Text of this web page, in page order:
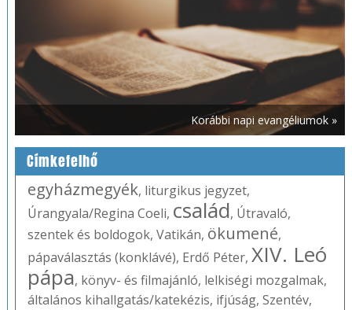
Korábbi napi evangéliumok »
Címkefelhő
egyházmegyék, liturgikus jegyzet,
Úrangyala/Regina Coeli, család, Útravaló,
szentek és boldogok, Vatikán, ökumené,
pápaválasztás (konklávé), Erdő Péter, XIV. Leó
pápa, könyv- és filmajánló, lelkiségi mozgalmak,
általános kihallgatás/katekézis, ifjúság, Szentév,